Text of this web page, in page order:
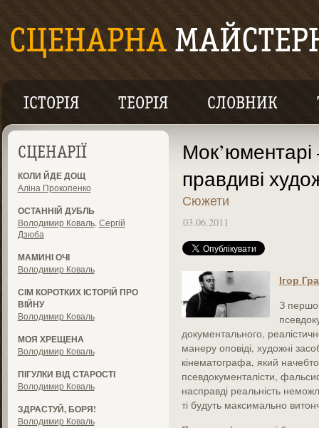
ІСТОРІЯ ТЕОРІЯ СЛОВНИК
СЦЕНАРІЇ
КОЛИ ЙДЕ ДОЩ
Аліна Прокопенко
ОСТАННІЙ ДУБЛЬ
Володимир Коваль, Сергій
Дзюба
МАМИНІ ОЧІ
Володимир Коваль
СІМ КОРОТКИХ ІСТОРІЙ ПРО
ВІЙНУ
Володимир Коваль
МОЯ ХРЕЩЕНА
Володимир Коваль
ПІГУЛКИ ВІД СТАРОСТІ
Володимир Коваль
ЗДРАСТУЙ, БОРЯ!
Володимир Коваль
Мок’юментарі
правдиві
Сюжети
03.06.2011
Ігор
З
документального,
манеру оповіді, художні
кінематографа, який
псевдокументалісти,
насправді реальність
ті будуть максимально